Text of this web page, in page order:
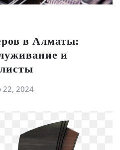
в Алматы:
и
2024